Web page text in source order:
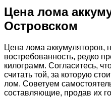
Цена лома
Островском
Цена лома аккумуляторов,
востребованность, редко
килограмм. Согласитесь,
считать той, за которую
лом. Советуем
составляющие, продав их